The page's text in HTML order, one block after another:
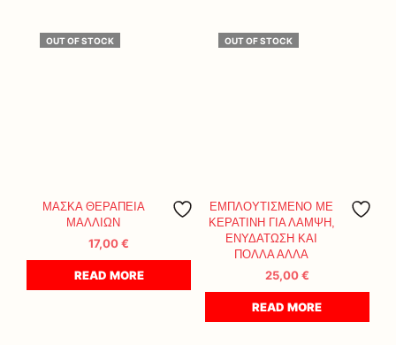
OUT OF STOCK
ΜΑΣΚΑ ΘΕΡΑΠΕΙΑ
ΜΑΛΛΙΩΝ
17,00€
READ MORE
OUT OF STOCK
ΕΜΠΛΟΥΤΙΣΜΕΝΟ ΜΕ
ΚΕΡΑΤΙΝΗ ΓΙΑ ΛΑΜΨΗ,
ΕΝΥΔΑΤΩΣΗ ΚΑΙ
ΠΟΛΛΑ ΑΛΛΑ
25,00€
READ MORE